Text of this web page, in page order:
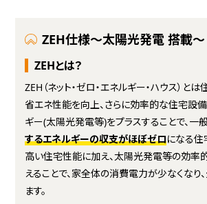
ZEH仕様～太陽光発電 搭載～
ZEHとは？
ZEH（ネット・ゼロ・エネルギー・ハウス）と
省エネ性能を向上、さらに効率的な住宅設
ギー(太陽光発電等)をプラスすることで、一
するエネルギーの収支がほぼゼロになる住
高い住宅性能に加え、太陽光発電等の効率
えることで、家全体の消費電力が少なくなり
ます。